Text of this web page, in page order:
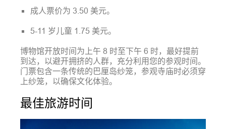
成人票价为 3.50 美元。
5-11 岁儿童 1.75 美元。
博物馆开放时间为上午 8 时至下午 6 时，最好提前
到达，以避开拥挤的人群，充分利用您的参观时间。
门票包含一条传统的巴厘岛纱笼，参观寺庙时必须穿
上纱笼，以确保文化体验。
最佳旅游时间